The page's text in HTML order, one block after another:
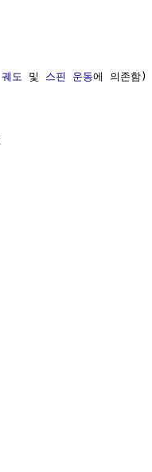
궤도 및 스핀 운동에 의존함)